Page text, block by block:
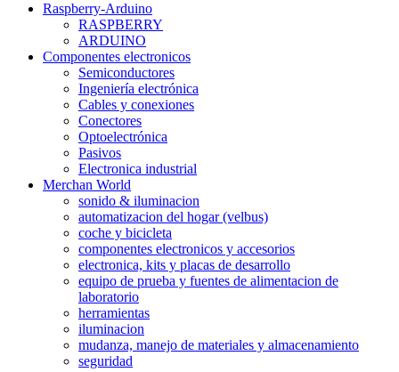
Raspberry-Arduino
RASPBERRY
ARDUINO
Componentes electronicos
Semiconductores
Ingeniería electrónica
Cables y conexiones
Conectores
Optoelectrónica
Pasivos
Electronica industrial
Merchan World
sonido & iluminacion
automatizacion del hogar (velbus)
coche y bicicleta
componentes electronicos y accesorios
electronica, kits y placas de desarrollo
equipo de prueba y fuentes de alimentacion de
laboratorio
herramientas
iluminacion
mudanza, manejo de materiales y almacenamiento
seguridad